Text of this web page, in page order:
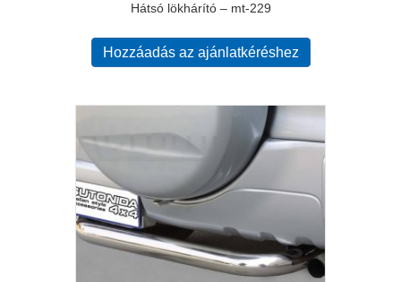
Hátsó lökhárító – mt-229
Hozzáadás az ajánlatkéréshez